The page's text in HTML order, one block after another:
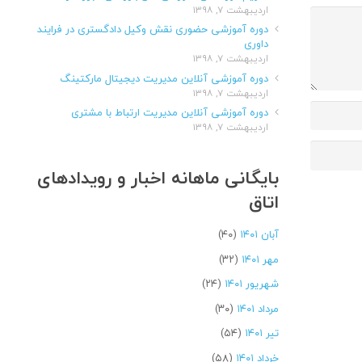
اردیبهشت ۷, ۱۳۹۸
دوره آموزشی حضوری نقش وکیل دادگستری در فرایند
داوری
اردیبهشت ۷, ۱۳۹۸
دوره آموزشی آنلاین مدیریت دیجیتال مارکتینگ
اردیبهشت ۷, ۱۳۹۸
دوره آموزشی آنلاین مدیریت ارتباط با مشتری
اردیبهشت ۷, ۱۳۹۸
بایگانی ماهانه اخبار و رویدادهای
اتاق
آبان ۱۴۰۱
(۴۰)
مهر ۱۴۰۱
(۳۲)
شهریور ۱۴۰۱
(۲۴)
مرداد ۱۴۰۱
(۳۰)
تیر ۱۴۰۱
(۵۴)
خرداد ۱۴۰۱
(۵۸)